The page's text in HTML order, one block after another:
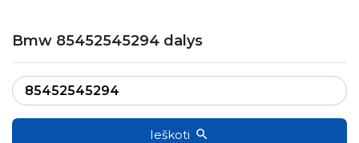
Bmw 85452545294 dalys
Ieškoti